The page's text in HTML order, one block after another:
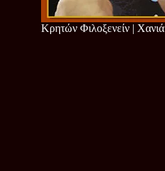
Κρητών Φιλοξενείν | Χανιά